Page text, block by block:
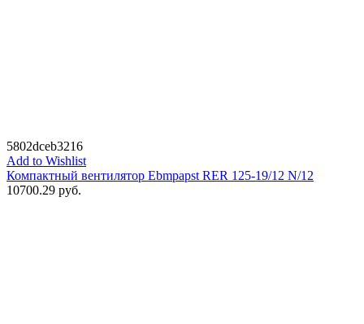
5802dceb3216
Add to Wishlist
Компактный вентилятор Ebmpapst RER 125-19/12 N/12
10700.29 руб.